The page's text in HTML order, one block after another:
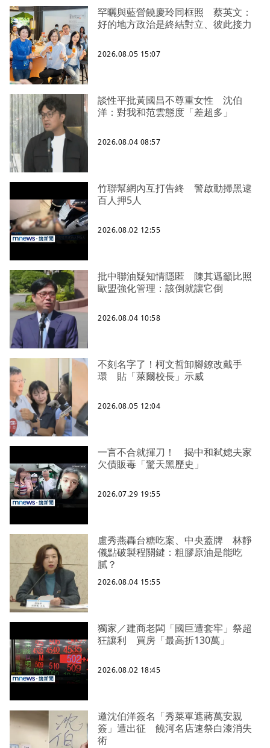
罕曬與藍營饒慶玲同框照 蔡英文：
好的地方政治是終結對立、彼此接力
2026.08.05 15:07
談性平批黃國昌不尊重女性 沈伯
洋：對我和范雲態度「差超多」
2026.08.04 08:57
竹聯幫網內互打告終 警啟動掃黑逮
百人押5人
2026.08.02 12:55
批中聯油疑知情隱匿 陳其邁籲比照
歐盟強化管理：該倒就讓它倒
2026.08.04 10:58
不刻名字了！柯文哲卸腳鐐改戴手
環 貼「萊爾校長」示威
2026.08.05 12:04
一言不合就揮刀！ 揭中和弒媳夫家
欠債販毒「驚天黑歷史」
2026.07.29 19:55
盧秀燕轟台糖吃案、中央蓋牌 林靜
儀點破製程關鍵：粗膠原油是能吃
膩？
2026.08.04 15:55
獨家／建商老闆「國巨遭套牢」祭超
狂讓利 買房「最高折130萬」
2026.08.02 18:45
邀沈伯洋簽名「秀菜單遮蔣萬安親
簽」遭出征 饒河名店速祭白漆消失
術